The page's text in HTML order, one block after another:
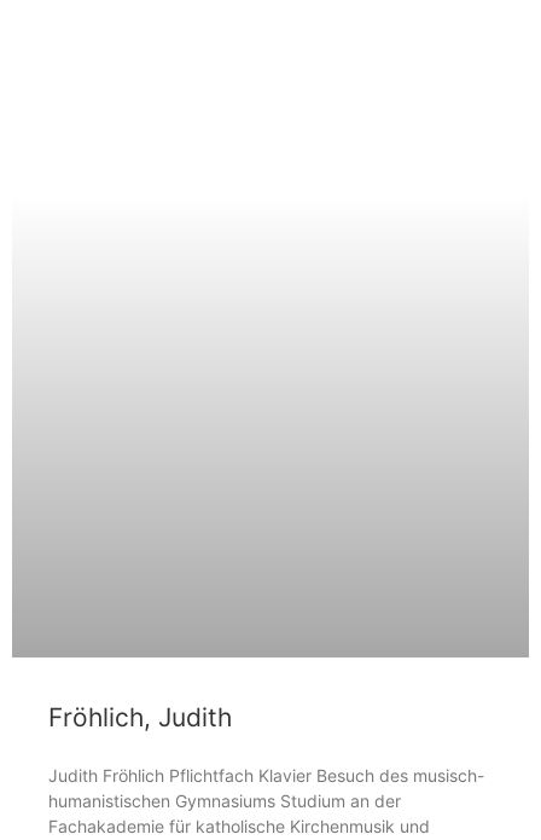
Fröhlich, Judith
Judith Fröhlich Pflichtfach Klavier Besuch des musisch-
humanistischen Gymnasiums Studium an der
Fachakademie für katholische Kirchenmusik und